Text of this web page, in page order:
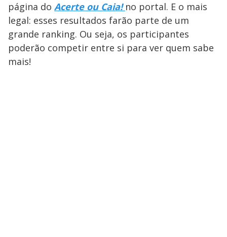
página do Acerte ou Caia! no portal. E o mais
legal: esses resultados farão parte de um
grande ranking. Ou seja, os participantes
poderão competir entre si para ver quem sabe
mais!